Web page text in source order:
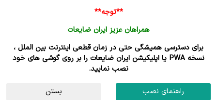
نتایج جستجوی قیمت
استان
**توجه**
همراهان عزیز ایران ضایعات
برای دسترسی همیشگی حتی در زمان قطعی اینترنت بین الملل ،
نسخه PWA یا اپلیکیشن ایران ضایعات را بر روی گوشی های خود
نصب نمایید.
راهنمای نصب بستن